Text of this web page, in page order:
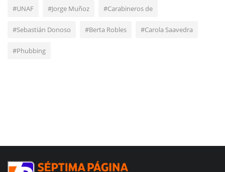
#UNAF #Jorge Muñoz #Carabineros de
#Sebastián Donoso #Berta Robles #Carola Saavedra
#Phubbing